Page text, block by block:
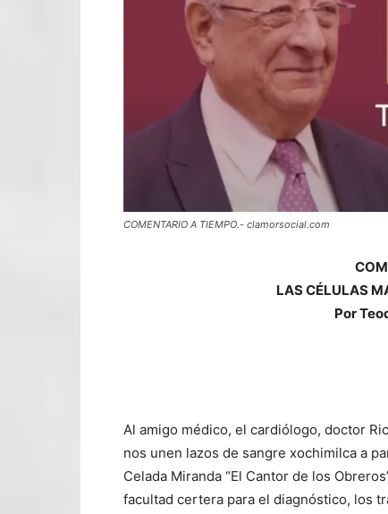
COMENTARIO A TIEMPO.- clamorsocial.com
LAS CÉLULAS
Por
Al amigo médico, el cardiólogo, doctor
nos unen lazos de sangre xochimilca a
Celada Miranda “El Cantor de los
facultad certera para el diagnóstico, los